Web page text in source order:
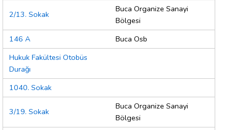
2/13. Sokak
Buca Organize Sanayi
Bölgesi
146 A
Buca Osb
Hukuk Fakültesi Otobüs
Durağı
1040. Sokak
3/19. Sokak
Buca Organize Sanayi
Bölgesi